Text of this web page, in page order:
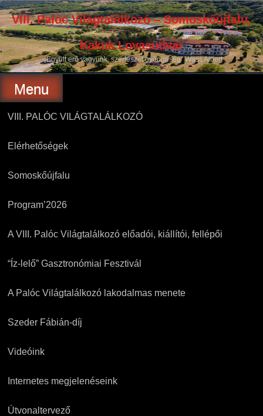
Skip
to
contentVIII. Palóc Világtalálkozó – Somoskőújfalu,
Kakuk Lovasudvar
„Együtt erő vagyunk, szerteszét gyöngeség” Wass Albert
Menu
VIII. PALÓC VILÁGTALÁLKOZÓ
Elérhetőségek
Somoskőújfalu
Program’2026
A VIII. Palóc Világtalálkozó előadói, kiállítói, fellépői
“Íz-lelő” Gasztronómiai Fesztivál
A Palóc Világtalálkozó lakodalmas menete
Szeder Fábián-díj
Videóink
Internetes megjelenéseink
Útvonaltervező